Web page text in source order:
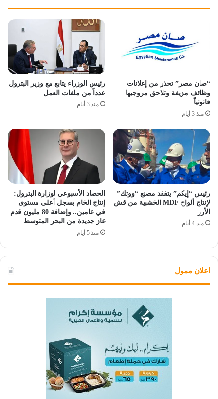
“صان مصر” تحذر من إعلانات
وظائف مزيفة وتلاحق مروجيها
قانونياً
منذ 3 أيام
رئيس الوزراء يتابع مع وزير البترول
عدداً من ملفات العمل
منذ 3 أيام
رئيس “إيكم” يتفقد مصنع “ووتك”
لإنتاج ألواح MDF الخشبية من قش
الأرز
منذ 4 أيام
الحصاد الأسبوعي لوزارة البترول:
إنتاج الخام يسجل أعلى مستوى
في عامين.. وإضافة 80 مليون قدم
غاز جديدة من البحر المتوسط
منذ 5 أيام
اعلان ممول